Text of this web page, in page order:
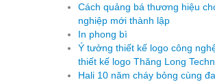
Cách quảng bá thương hiệu
nghiệp mới thành lập
In phong bì
Ý tưởng thiết kế logo công
thiết kế logo Thăng Long
Hali 10 năm cháy bỏng cùng